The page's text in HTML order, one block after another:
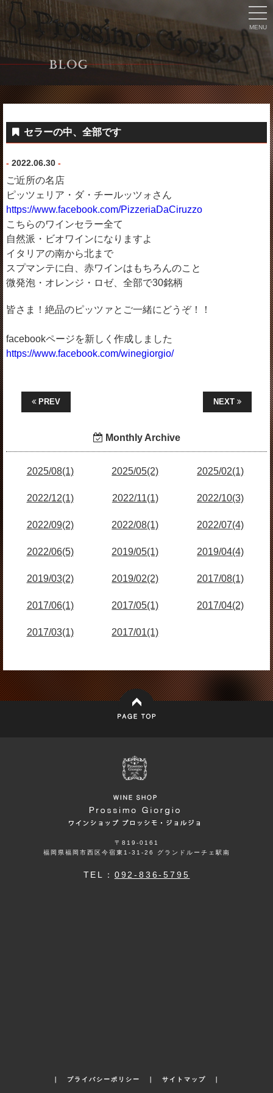
MENU
セラーの中、全部です
- 2022.06.30 -
ご近所の名店
ピッツェリア・ダ・チールッツォさん
https://www.facebook.com/PizzeriaDaCiruzzo
こちらのワインセラー全て
自然派・ビオワインになりますよ
イタリアの南から北まで
スプマンテに白、赤ワインはもちろんのこと
微発泡・オレンジ・ロゼ、全部で30銘柄
皆さま！絶品のピッツァとご一緒にどうぞ！！
facebookページを新しく作成しました
https://www.facebook.com/winegiorgio/
PREV NEXT
Monthly Archive
2025/08(1) 2025/05(2) 2025/02(1)
2022/12(1) 2022/11(1) 2022/10(3)
2022/09(2) 2022/08(1) 2022/07(4)
2022/06(5) 2019/05(1) 2019/04(4)
2019/03(2) 2019/02(2) 2017/08(1)
2017/06(1) 2017/05(1) 2017/04(2)
2017/03(1) 2017/01(1)
〒819-0161
福岡県福岡市西区今宿東1-31-26 グランドルーチェ駅南
TEL： 092-836-5795
プライバシーポリシー サイトマップ